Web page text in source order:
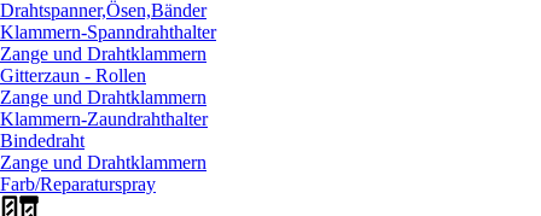
Drahtspanner,Ösen,Bänder
Klammern-Spanndrahthalter
Zange und Drahtklammern
Gitterzaun - Rollen
Zange und Drahtklammern
Klammern-Zaundrahthalter
Bindedraht
Zange und Drahtklammern
Farb/Reparaturspray